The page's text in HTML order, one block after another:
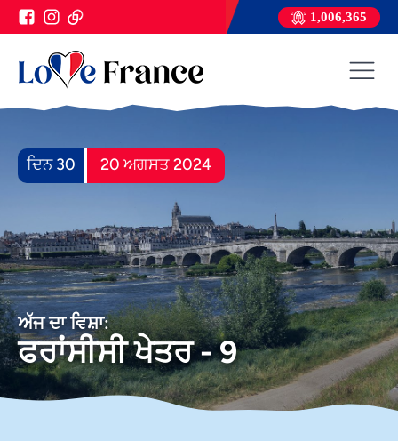
1,006,365
ਦਿਨ 30 20 ਅਗਸਤ 2024
ਅੱਜ ਦਾ ਵਿਸ਼ਾ:
ਫਰਾਂਸੀਸੀ ਖੇਤਰ - 9